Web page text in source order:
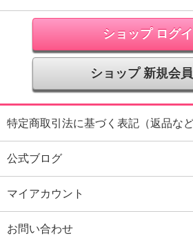
ショップ ログ
ショップ 新規会
特定商取引法に基づく表記（返品など
公式ブログ
マイアカウント
お問い合わせ